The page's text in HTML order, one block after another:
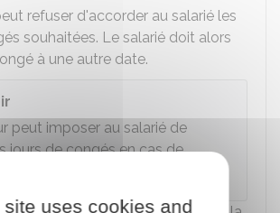
refuser d'accorder au salarié les
souhaitées. Le salarié doit alors
à une autre date.
peut imposer au salarié de
jours de congés en cas de
de l'entreprise
site uses cookies and